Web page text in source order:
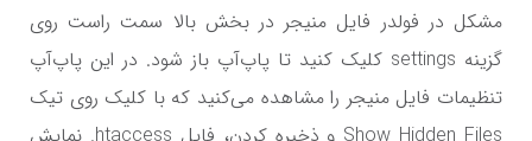
مشکل در فولدر فایل منیجر در بخش بالا سمت راست روی
گزینه settings کلیک کنید تا پاپ‌آپ باز شود. در این پاپ‌آپ
تنظیمات فایل منیجر را مشاهده می‌کنید که با کلیک روی تیک